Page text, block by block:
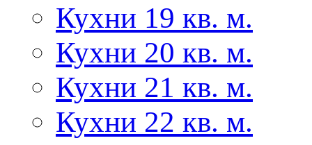
Кухни 19 кв. м.
Кухни 20 кв. м.
Кухни 21 кв. м.
Кухни 22 кв. м.